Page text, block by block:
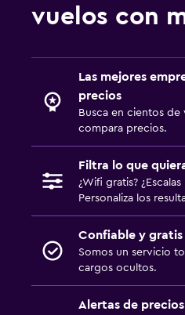
vuelos con
Las mejores
precios
Busca en cientos de
compara precios.
Filtra lo que
¿Wifi gratis?
Personaliza los
Confiable y gratis
Somos un servicio
cargos ocultos.
Alertas de precios